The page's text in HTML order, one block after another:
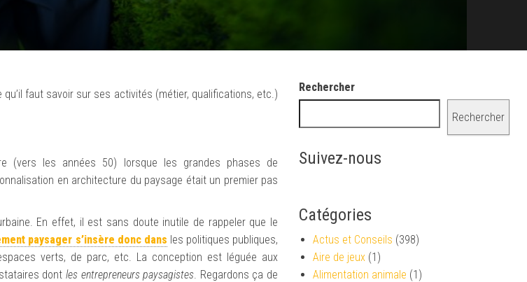
faut savoir sur ses activités (métier, qualifications, etc.)
(vers les années 50) lorsque les grandes phases de
en architecture du paysage était un premier pas
En effet, il est sans doute inutile de rappeler que le
paysager s’insère donc dans les politiques publiques,
verts, de parc, etc. La conception est léguée aux
dont les entrepreneurs paysagistes. Regardons ça de
Rechercher
Rechercher
Suivez-nous
Catégories
Actus et Conseils (398)
Aire de jeux (1)
Alimentation animale (1)